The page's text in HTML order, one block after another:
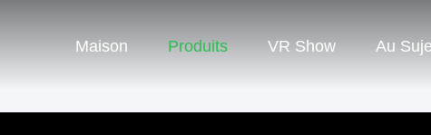
Maison Produits VR Show Au